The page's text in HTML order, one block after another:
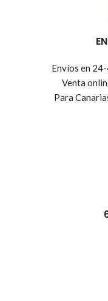
Envíos en
Venta
Para